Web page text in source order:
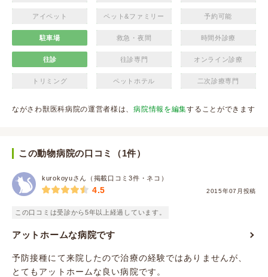
アイペット ペット&ファミリー 予約可能
駐車場 救急・夜間 時間外診療
往診 往診専門 オンライン診療
トリミング ペットホテル 二次診療専門
ながさわ獣医科病院の運営者様は、病院情報を編集することができます
この動物病院の口コミ（1件）
kurokoyuさん（掲載口コミ3件・ネコ）
2015年07月投稿
4.5
この口コミは受診から5年以上経過しています。
アットホームな病院です
予防接種にて来院したので治療の経験ではありませんが、
とてもアットホームな良い病院です。